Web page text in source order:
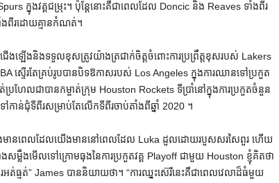
ក្នុងវគ្គជម្រុះ។ ប៉ុន្តែនោះគឺជាពេលដែល Doncic និង Reaves ទាំងពីរ
ងពីរដោយគ្មានកំណត់។
ង​ឡើង​និង​ទទួល​ខុស​ត្រូវ​យ៉ាង​ត្រជាក់​ចិត្ត​ចំពោះ​ការ​ប្រព្រឹត្ត​ខុស​របស់ Lakers
ស្ទើរតែគ្រប់រូបបានបិទឱកាសរបស់ Los Angeles ក្នុងការឈានទៅប្រកួត
ប្រហែលជាបានកម្ចាត់ក្រុម Houston Rockets ទីប្រាំនៅក្នុងការប្រកួតចំនួន
ន់ជុំទីពីរសម្រាប់តែលើកទីពីរចាប់តាំងពីឆ្នាំ 2020 ។
ងមានពេលដែលយើងមាននៅពេលដែល Luka ដួលដោយរបួសសរសៃពួរ ហើយ
លឹងមើលទៅក្រោមធុងនៃការប្រកួតវគ្គ Playoff ជាមួយ Houston ខ្ញុំគិតថា
ត់ធ្មត់” James បាននិយាយថា។ “ការឈ្នះស៊េរីនេះគឺជាពេលវេលាដ៏ធំមួយ